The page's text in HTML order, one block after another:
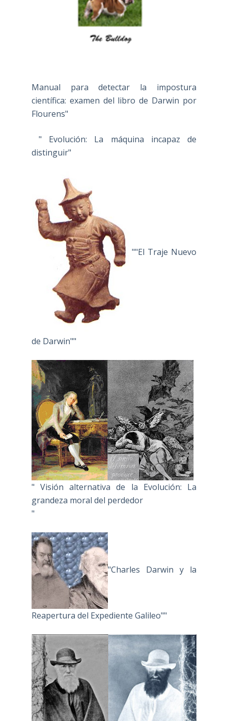
Manual para detectar la impostura
científica: examen del libro de Darwin por
Flourens"
" Evolución: La máquina incapaz de
distinguir"
""El Traje Nuevo
de Darwin""
" Visión alternativa de la Evolución: La
grandeza moral del perdedor
"
"Charles Darwin y la
Reapertura del Expediente Galileo""